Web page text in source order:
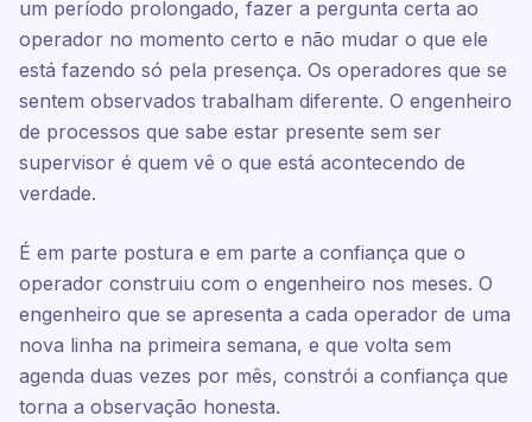
um período prolongado, fazer a pergunta certa ao
operador no momento certo e não mudar o que ele
está fazendo só pela presença. Os operadores que se
sentem observados trabalham diferente. O engenheiro
de processos que sabe estar presente sem ser
supervisor é quem vê o que está acontecendo de
verdade.
É em parte postura e em parte a confiança que o
operador construiu com o engenheiro nos meses. O
engenheiro que se apresenta a cada operador de uma
nova linha na primeira semana, e que volta sem
agenda duas vezes por mês, constrói a confiança que
torna a observação honesta.